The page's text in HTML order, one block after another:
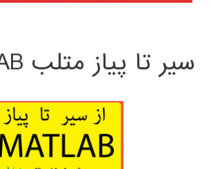
سیر تا پیاز متلب MATLAB